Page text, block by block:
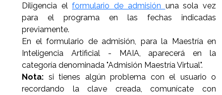
Diligencia elformulario de admisión una sola vez
para el programa en las fechas indicadas
previamente.
En el formulario de admisión, para la Maestría en
Inteligencia Artificial - MAIA, aparecerá en la
categoría denominada "Admisión Maestría Virtual".
Nota: si tienes algún problema con el usuario o
recordando la clave creada, comunícate con